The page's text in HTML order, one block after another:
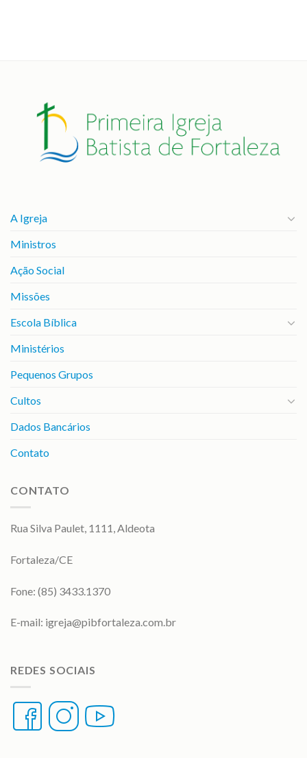
A Igreja
Ministros
Ação Social
Missões
Escola Bíblica
Ministérios
Pequenos Grupos
Cultos
Dados Bancários
Contato
CONTATO
Rua Silva Paulet, 1111, Aldeota
Fortaleza/CE
Fone: (85) 3433.1370
E-mail: igreja@pibfortaleza.com.br
REDES SOCIAIS